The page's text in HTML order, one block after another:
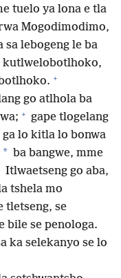
tuelo ya lona e tla
Mogodimodimo,
sa lebogeng le ba
kutlwelobotlhoko,
+
go atlhola ba
+ gape tlogelang
lo kitla lo bonwa
* ba bangwe, mme
Itlwaetseng go aba,
tshela mo
tletseng, se
bile se penologa.
ka selekanyo se lo